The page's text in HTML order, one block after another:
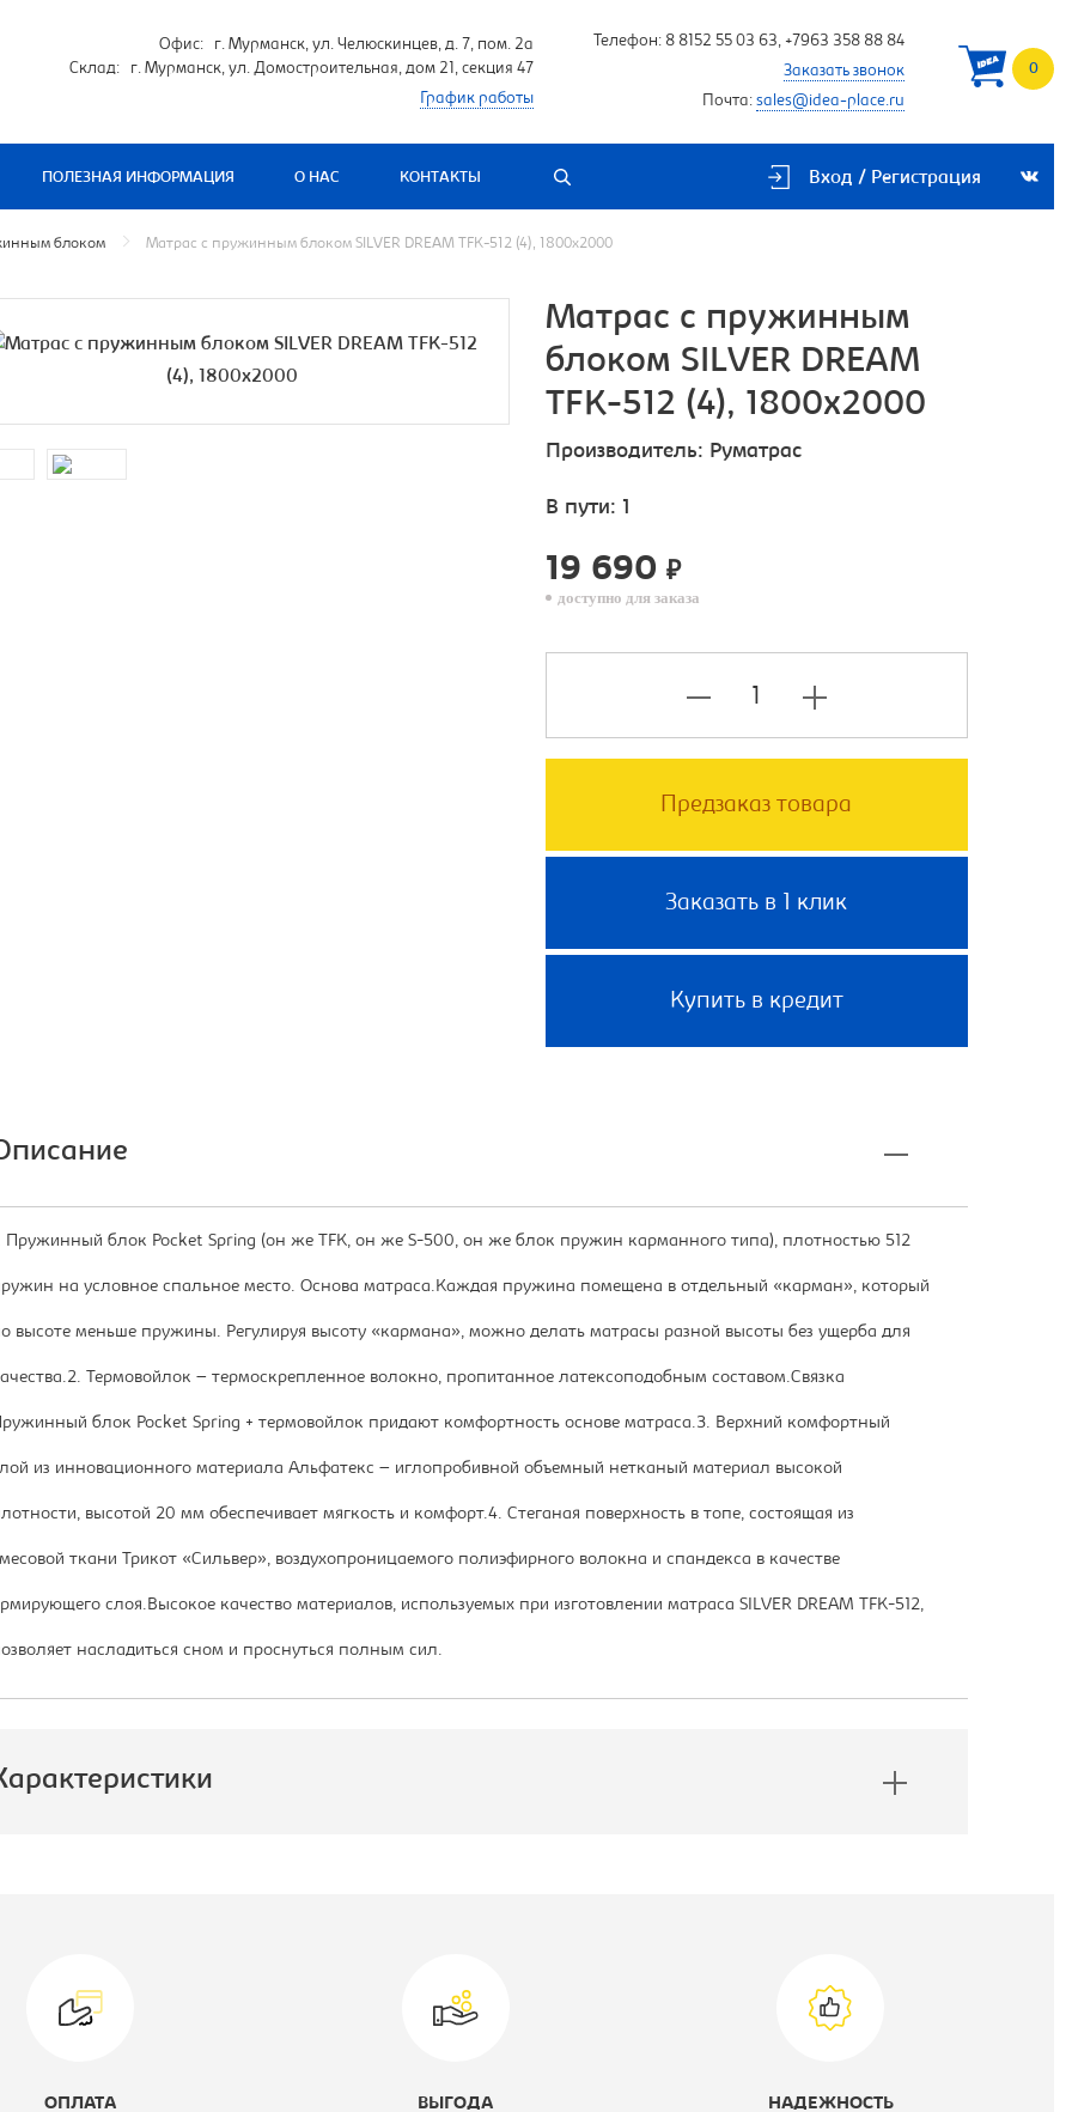
Офис: г. Мурманск, ул. Челюскинцев, д. 7, пом. 2а
Склад: г. Мурманск, ул. Домостроительная, дом 21, секция 47
График работы
Телефон: 8 8152 55 03 63, +7963 358 88 84
Заказать звонок
Почта: sales@idea-place.ru
0
ПОЛЕЗНАЯ ИНФОРМАЦИЯ О НАС КОНТАКТЫ Вход / Регистрация
блоком Матрас с пружинным блоком SILVER DREAM TFK-512 (4), 1800х2000
Матрас с пружинным
блоком SILVER DREAM
TFK-512 (4), 1800х2000
Производитель: Руматрас
В пути: 1
19 690 ₽
доступно для заказа
Предзаказ товара
Заказать в 1 клик
Купить в кредит
Пружинный блок Pocket Spring (он же TFK, он же S-500, он же блок пружин карманного типа), плотностью 512
на условное спальное место. Основа матраса.Каждая пружина помещена в отдельный «карман», который
высоте меньше пружины. Регулируя высоту «кармана», можно делать матрасы разной высоты без ущерба для
Термовойлок – термоскрепленное волокно, пропитанное латексоподобным составом.Связка
блок Pocket Spring + термовойлок придают комфортность основе матраса.3. Верхний комфортный
из инновационного материала Альфатекс – иглопробивной объемный нетканый материал высокой
высотой 20 мм обеспечивает мягкость и комфорт.4. Стеганая поверхность в топе, состоящая из
ткани Трикот «Сильвер», воздухопроницаемого полиэфирного волокна и спандекса в качестве
слоя.Высокое качество материалов, используемых при изготовлении матраса SILVER DREAM TFK-512,
насладиться сном и проснуться полным сил.
ОПЛАТА ВЫГОДА НАДЕЖНОСТЬ